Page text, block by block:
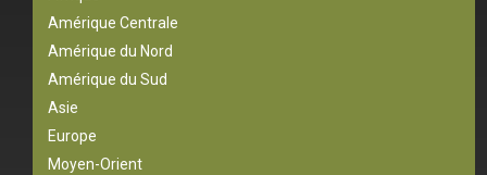
Amérique Centrale
Amérique du Nord
Amérique du Sud
Asie
Europe
Moyen-Orient